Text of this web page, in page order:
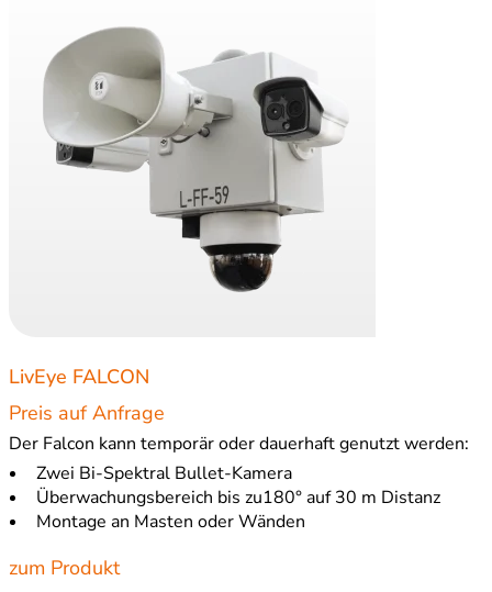
LivEye FALCON
Preis auf Anfrage
Der Falcon kann temporär oder dauerhaft genutzt werden:
Zwei Bi-Spektral Bullet-Kamera
Überwachungsbereich bis zu180° auf 30 m Distanz
Montage an Masten oder Wänden
zum Produkt